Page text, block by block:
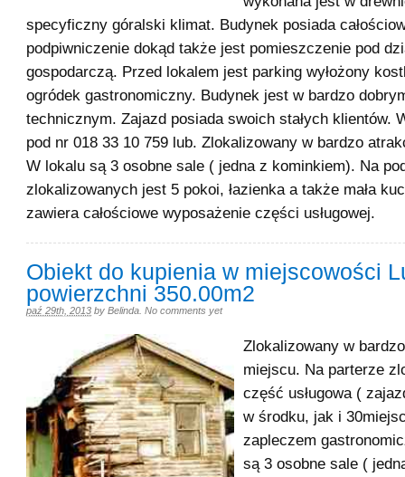
specyficzny góralski klimat. Budynek posiada
podpiwniczenie dokąd także jest pomieszczenie pod
gospodarczą. Przed lokalem jest parking wyłożony
ogródek gastronomiczny. Budynek jest w bardzo
technicznym. Zajazd posiada swoich stałych klientów.
pod nr 018 33 10 759 lub. Zlokalizowany w bardzo
W lokalu są 3 osobne sale ( jedna z kominkiem). Na
zlokalizowanych jest 5 pokoi, łazienka a także mała
zawiera całościowe wyposażenie części usługowej.
Obiekt do kupienia w miejscowości
powierzchni 350.00m2
paź 29th, 2013 by Belinda No comments yet
Zlokalizowany w
miejscu. Na parterze
część usługowa (
w środku, jak i
zapleczem
są 3 osobne sale (